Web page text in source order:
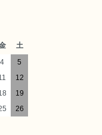
土
4
5
12
19
26